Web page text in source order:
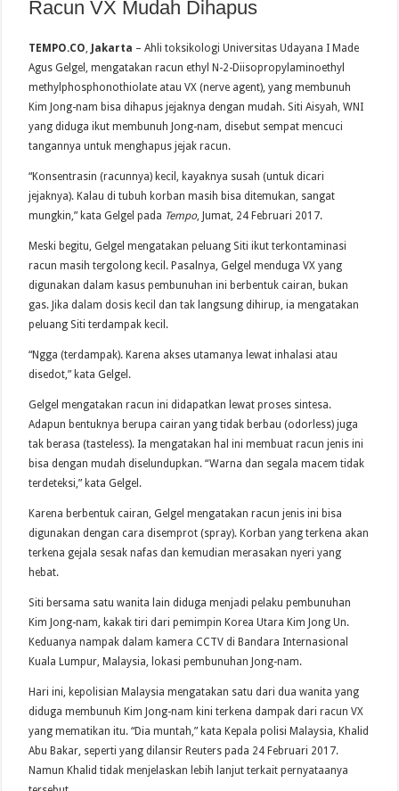
Racun VX Mudah Dihapus
TEMPO.CO, Jakarta – Ahli toksikologi Universitas Udayana I Made
Agus Gelgel, mengatakan racun ethyl N-2-Diisopropylaminoethyl
methylphosphonothiolate atau VX (nerve agent), yang membunuh
Kim Jong-nam bisa dihapus jejaknya dengan mudah. Siti Aisyah, WNI
yang diduga ikut membunuh Jong-nam, disebut sempat mencuci
tangannya untuk menghapus jejak racun.
“Konsentrasin (racunnya) kecil, kayaknya susah (untuk dicari
jejaknya). Kalau di tubuh korban masih bisa ditemukan, sangat
mungkin,” kata Gelgel pada Tempo, Jumat, 24 Februari 2017.
Meski begitu, Gelgel mengatakan peluang Siti ikut terkontaminasi
racun masih tergolong kecil. Pasalnya, Gelgel menduga VX yang
digunakan dalam kasus pembunuhan ini berbentuk cairan, bukan
gas. Jika dalam dosis kecil dan tak langsung dihirup, ia mengatakan
peluang Siti terdampak kecil.
“Ngga (terdampak). Karena akses utamanya lewat inhalasi atau
disedot,” kata Gelgel.
Gelgel mengatakan racun ini didapatkan lewat proses sintesa.
Adapun bentuknya berupa cairan yang tidak berbau (odorless) juga
tak berasa (tasteless). Ia mengatakan hal ini membuat racun jenis ini
bisa dengan mudah diselundupkan. “Warna dan segala macem tidak
terdeteksi,” kata Gelgel.
Karena berbentuk cairan, Gelgel mengatakan racun jenis ini bisa
digunakan dengan cara disemprot (spray). Korban yang terkena akan
terkena gejala sesak nafas dan kemudian merasakan nyeri yang
hebat.
Siti bersama satu wanita lain diduga menjadi pelaku pembunuhan
Kim Jong-nam, kakak tiri dari pemimpin Korea Utara Kim Jong Un.
Keduanya nampak dalam kamera CCTV di Bandara Internasional
Kuala Lumpur, Malaysia, lokasi pembunuhan Jong-nam.
Hari ini, kepolisian Malaysia mengatakan satu dari dua wanita yang
diduga membunuh Kim Jong-nam kini terkena dampak dari racun VX
yang mematikan itu. “Dia muntah,” kata Kepala polisi Malaysia, Khalid
Abu Bakar, seperti yang dilansir Reuters pada 24 Februari 2017.
Namun Khalid tidak menjelaskan lebih lanjut terkait pernyataanya